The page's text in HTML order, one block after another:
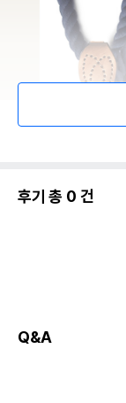
후기 총 0 건
Q&A